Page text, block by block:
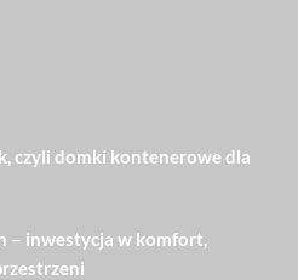
czyli domki kontenerowe dla
– inwestycja w komfort,